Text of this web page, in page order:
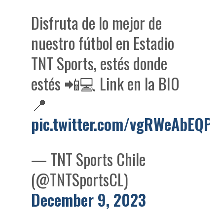
Disfruta de lo mejor de
nuestro fútbol en Estadio
TNT Sports, estés donde
estés 📲💻 Link en la BIO
📍
pic.twitter.com/vgRWeAbEQP
— TNT Sports Chile
(@TNTSportsCL)
December 9, 2023